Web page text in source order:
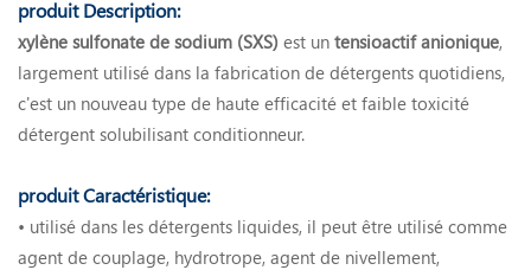
produit Description:
xylène sulfonate de sodium (SXS) est un tensioactif anionique,
largement utilisé dans la fabrication de détergents quotidiens,
c'est un nouveau type de haute efficacité et faible toxicité
détergent solubilisant conditionneur.
produit Caractéristique:
• utilisé dans les détergents liquides, il peut être utilisé comme
agent de couplage, hydrotrope, agent de nivellement,